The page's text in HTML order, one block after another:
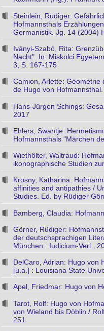
Steinlein, Rüdiger:
Hofmannsthals
Germanistik. Jg. 14 (2004)
Iványi-Szabó, Rita:
Nacht". In: Miskolci
3, S. 167-175
Camion, Arlette:
de Hugo von
Hans-Jürgen Schings:
2017
Ehlers, Swantje:
Hofmannsthals "Märchen
Wiethölter, Waltraud:
ikonographische Studien
Krosny, Katharina:
affinities and antipathies /
Studies. Ed. by Rüdiger
Bamberg, Claudia:
Görner, Rüdiger:
der deutschsprachigen
München : Iudicium-Verl.,
DelCaro, Adrian: Hugo von
[u.a.] : Louisiana State
Apel, Friedmar: Hugo von
Tarot, Rolf: Hugo von
von Wieland bis Döblin /
251